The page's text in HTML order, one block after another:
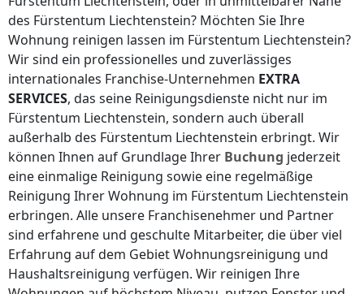
des Fürstentum Liechtenstein? Möchten Sie Ihre
Wohnung reinigen lassen im Fürstentum Liechtenstein?
Wir sind ein professionelles und zuverlässiges
internationales Franchise-Unternehmen EXTRA
SERVICES, das seine Reinigungsdienste nicht nur im
Fürstentum Liechtenstein, sondern auch überall
außerhalb des Fürstentum Liechtenstein erbringt. Wir
können Ihnen auf Grundlage Ihrer Buchung jederzeit
eine einmalige Reinigung sowie eine regelmäßige
Reinigung Ihrer Wohnung im Fürstentum Liechtenstein
erbringen. Alle unsere Franchisenehmer und Partner
sind erfahrene und geschulte Mitarbeiter, die über viel
Erfahrung auf dem Gebiet Wohnungsreinigung und
Haushaltsreinigung verfügen. Wir reinigen Ihre